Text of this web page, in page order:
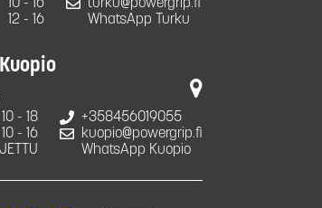
10 - 16
12 - 16
turku@powergrip.fi
WhatsApp Turku
10 - 18
10 - 16
+358456019055
kuopio@powergrip.fi
WhatsApp Kuopio